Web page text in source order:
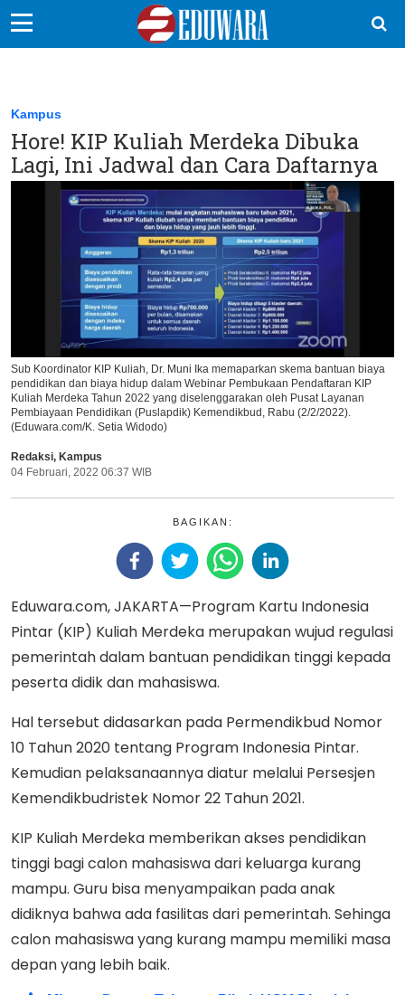
Sekolah Kita
Vokasi
Kampus
Ikuti Kami di:
Kampus
Hore! KIP Kuliah Merdeka Dibuka
Lagi, Ini Jadwal dan Cara Daftarnya
Sub Koordinator KIP Kuliah, Dr. Muni Ika memaparkan skema bantuan biaya
pendidikan dan biaya hidup dalam Webinar Pembukaan Pendaftaran KIP
Kuliah Merdeka Tahun 2022 yang diselenggarakan oleh Pusat Layanan
Pembiayaan Pendidikan (Puslapdik) Kemendikbud, Rabu (2/2/2022).
(Eduwara.com/K. Setia Widodo)
Redaksi, Kampus
04 Februari, 2022 06:37 WIB
BAGIKAN:
Eduwara.com, JAKARTA—Program Kartu Indonesia
Pintar (KIP) Kuliah Merdeka merupakan wujud regulasi
pemerintah dalam bantuan pendidikan tinggi kepada
peserta didik dan mahasiswa.
Hal tersebut didasarkan pada Permendikbud Nomor
10 Tahun 2020 tentang Program Indonesia Pintar.
Kemudian pelaksanaannya diatur melalui Persesjen
Kemendikbudristek Nomor 22 Tahun 2021.
KIP Kuliah Merdeka memberikan akses pendidikan
tinggi bagi calon mahasiswa dari keluarga kurang
mampu. Guru bisa menyampaikan pada anak
didiknya bahwa ada fasilitas dari pemerintah. Sehinga
calon mahasiswa yang kurang mampu memiliki masa
depan yang lebih baik.